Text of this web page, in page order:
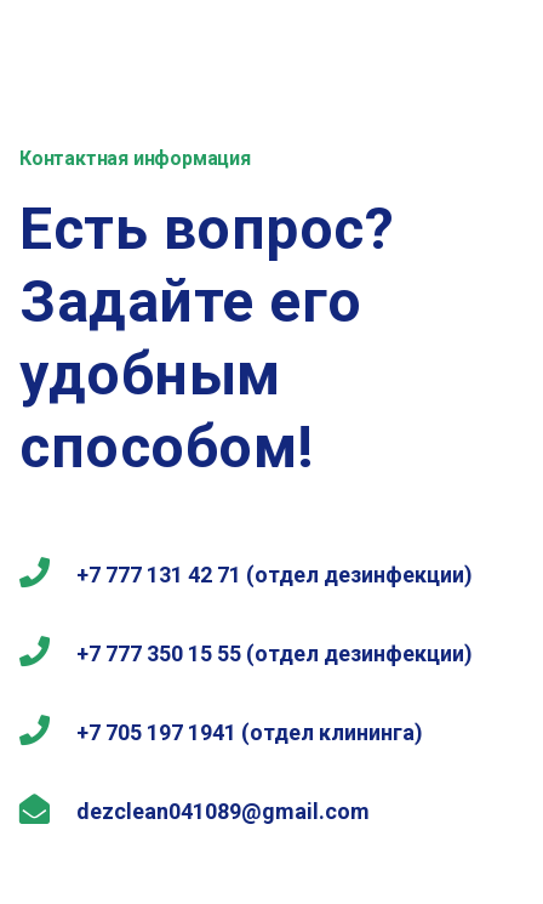
Контактная информация
Есть вопрос?
Задайте его
удобным
способом!
+7 777 131 42 71 (отдел дезинфекции)
+7 777 350 15 55 (отдел дезинфекции)
+7 705 197 1941 (отдел клининга)
dezclean041089@gmail.com